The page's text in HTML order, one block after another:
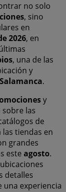
no solo
, sino
en
2026, en
, una de las
y
Salamanca.
y
las
de
tiendas en
grandes
este agosto.
detalles
una experiencia